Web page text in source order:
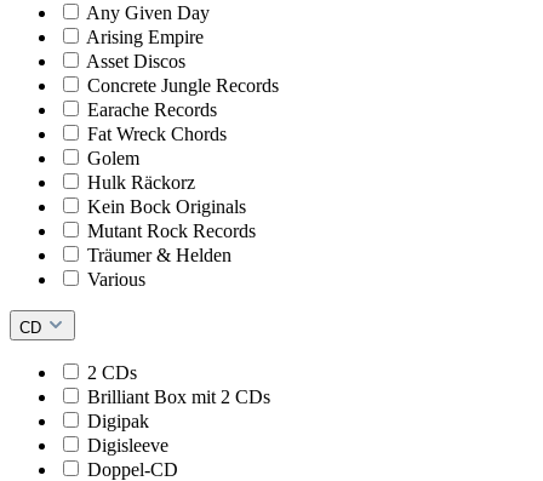
Any Given Day
Arising Empire
Asset Discos
Concrete Jungle Records
Earache Records
Fat Wreck Chords
Golem
Hulk Räckorz
Kein Bock Originals
Mutant Rock Records
Träumer & Helden
Various
CD
2 CDs
Brilliant Box mit 2 CDs
Digipak
Digisleeve
Doppel-CD